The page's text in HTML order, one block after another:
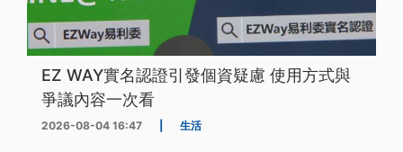
EZ WAY實名認證引發個資疑慮 使用方式與
爭議內容一次看
2026-08-04 16:47 生活